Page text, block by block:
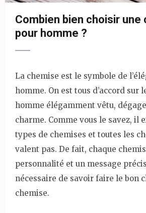
Combien bien choisir une
pour homme ?
La chemise est le symbole de
homme. On est tous d’accord sur
homme élégamment vêtu,
charme. Comme vous le savez, il
types de chemises et toutes les
valent pas. De fait, chaque
personnalité et un message
nécessaire de savoir faire le bon
chemise.